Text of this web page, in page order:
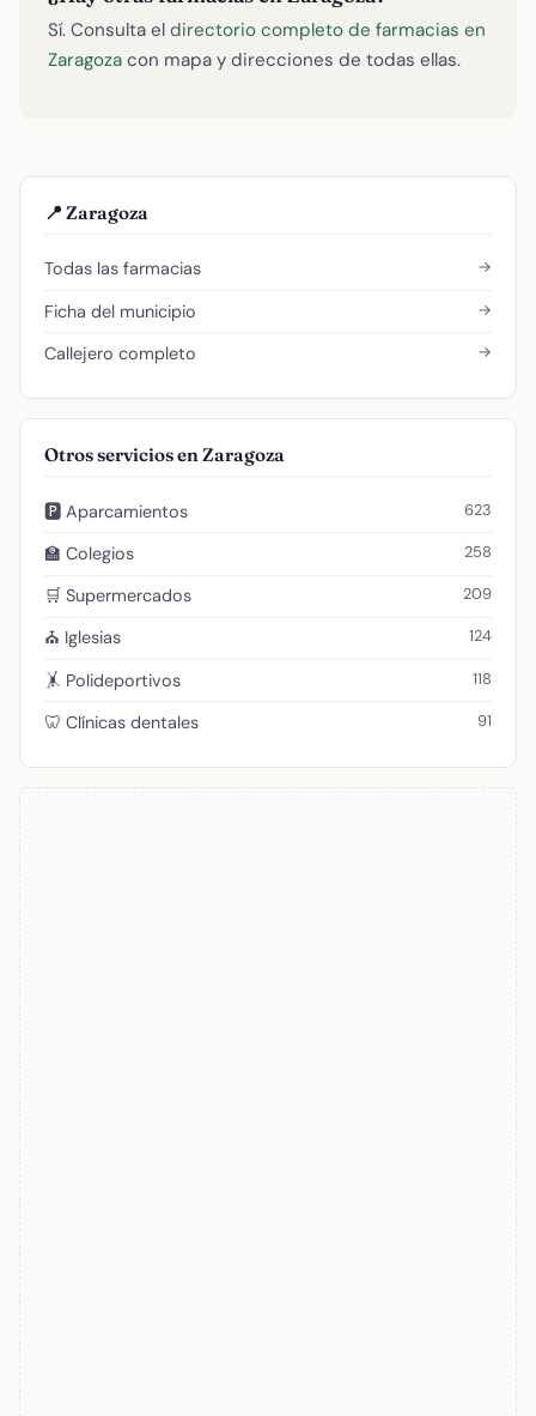
Sí. Consulta el directorio completo de farmacias en
Zaragoza con mapa y direcciones de todas ellas.
📍 Zaragoza
Todas las farmacias →
Ficha del municipio →
Callejero completo →
Otros servicios en Zaragoza
🅿️ Aparcamientos 623
🏫 Colegios 258
🛒 Supermercados 209
⛪ Iglesias 124
🤸 Polideportivos 118
🦷 Clínicas dentales 91